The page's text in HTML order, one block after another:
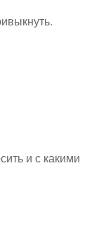
и с какими